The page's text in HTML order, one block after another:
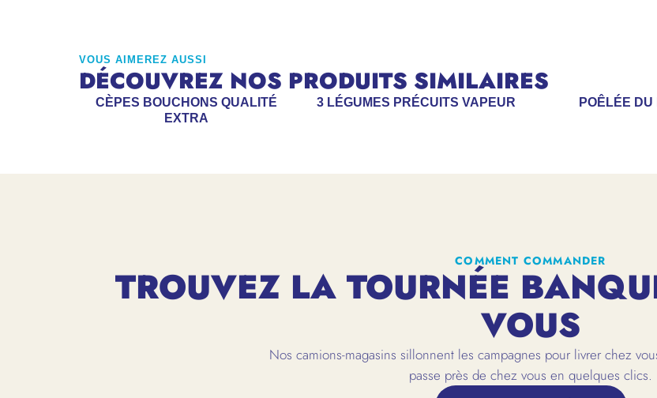
VOUS AIMEREZ AUSSI
DÉCOUVREZ NOS PRODUITS SIMILAIRES
CÈPES BOUCHONS QUALITÉ
EXTRA
3 LÉGUMES PRÉCUITS VAPEUR POÊLÉE
COMMENT COMMANDER
TROUVEZ LA TOURNÉE
VOUS
Nos camions-magasins sillonnent les campagnes pour livrer chez
passe près de chez vous en quelques clics.